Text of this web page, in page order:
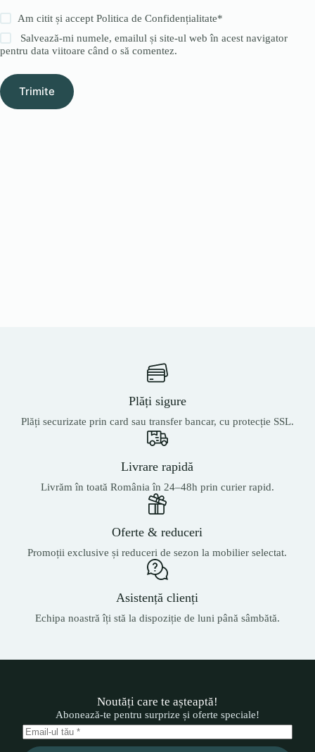
Am citit și acceptPolitica de Confidențialitate*
Salvează-mi numele, emailul și site-ul web în acest navigator
pentru data viitoare când o să comentez.
Trimite
Plăți sigure
Plăți securizate prin card sau transfer bancar, cu protecție SSL.
Livrare rapidă
Livrăm în toată România în 24–48h prin curier rapid.
Oferte & reduceri
Promoții exclusive și reduceri de sezon la mobilier selectat.
Asistență clienți
Echipa noastră îți stă la dispoziție de luni până sâmbătă.
Noutăți care te așteaptă!
Abonează-te pentru surprize și oferte speciale!